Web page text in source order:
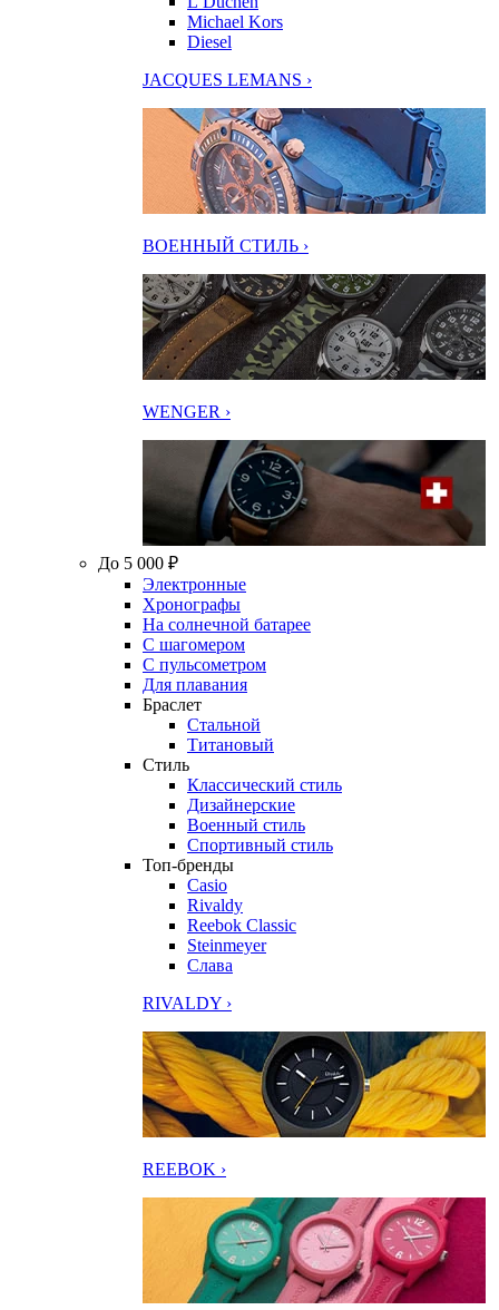
Michael Kors
Diesel
JACQUES LEMANS ›
ВОЕННЫЙ СТИЛЬ ›
WENGER ›
До 5 000 ₽
Электронные
Хронографы
На солнечной батарее
С шагомером
С пульсометром
Для плавания
Браслет
Стальной
Титановый
Стиль
Классический стиль
Дизайнерские
Военный стиль
Спортивный стиль
Топ-бренды
Casio
Rivaldy
Reebok Classic
Steinmeyer
Слава
RIVALDY ›
REEBOK ›